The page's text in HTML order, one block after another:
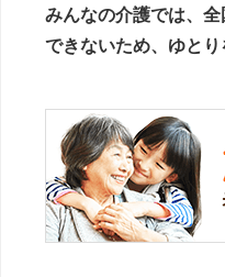
みんなの介護では、
できないため、ゆとり